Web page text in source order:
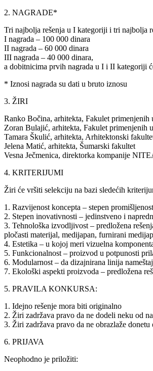
2. NAGRADE*
Tri najbolja rešenja u I kategoriji i tri najbolja
I nagrada – 100 000 dinara
II nagrada – 60 000 dinara
III nagrada – 40 000 dinara,
a dobitnicima prvih nagrada u I i II kategoriji
* Iznosi nagrada su dati u bruto iznosu
3. ŽIRI
Ranko Bočina, arhitekta, Fakulet primenjenih
Zoran Bulajić, arhitekta, Fakulet primenjenih
Tamara Škulić, arhitekta, Arhitektonski
Jelena Matić, arhitekta, Šumarski fakultet
Vesna Ječmenica, direktorka kompanije
4. KRITERIJUMI
Žiri će vršiti selekciju na bazi sledećih
1. Razvijenost koncepta – stepen
2. Stepen inovativnosti – jedinstveno i
3. Tehnološka izvodljivost – predložena
pločasti materijal, medijapan, furnirani
4. Estetika – u kojoj meri vizuelna
5. Funkcionalnost – proizvod u potpunosti
6. Modularnost – da dizajnirana linija
7. Ekološki aspekti proizvoda – predložena
5. PRAVILA KONKURSA:
1. Idejno rešenje mora biti originalno
2. Žiri zadržava pravo da ne dodeli neku od
3. Žiri zadržava pravo da ne obrazlaže donetu
6. PRIJAVA
Neophodno je priložiti: